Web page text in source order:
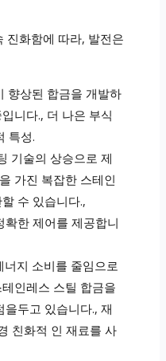
진화함에 따라, 발전은
향상된 합금을 개발하
니다., 더 나은 부식
특성.
기술의 상승으로 제
가진 복잡한 스테인
수 있습니다.,
확한 제어를 제공합니
너지 소비를 줄임으로
인레스 스틸 합금을
두고 있습니다., 재
친화적 인 재료를 사